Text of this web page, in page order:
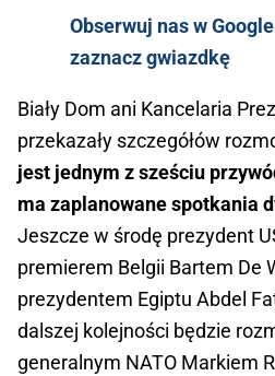
Obserwuj nas w
zaznacz gwiazdkę
Biały Dom ani Kancelaria
przekazały szczegółów
jest jednym z sześciu
ma zaplanowane spotkania
Jeszcze w środę prezydent
premierem Belgii Bartem De
prezydentem Egiptu Abdel
dalszej kolejności będzie
generalnym NATO Markiem